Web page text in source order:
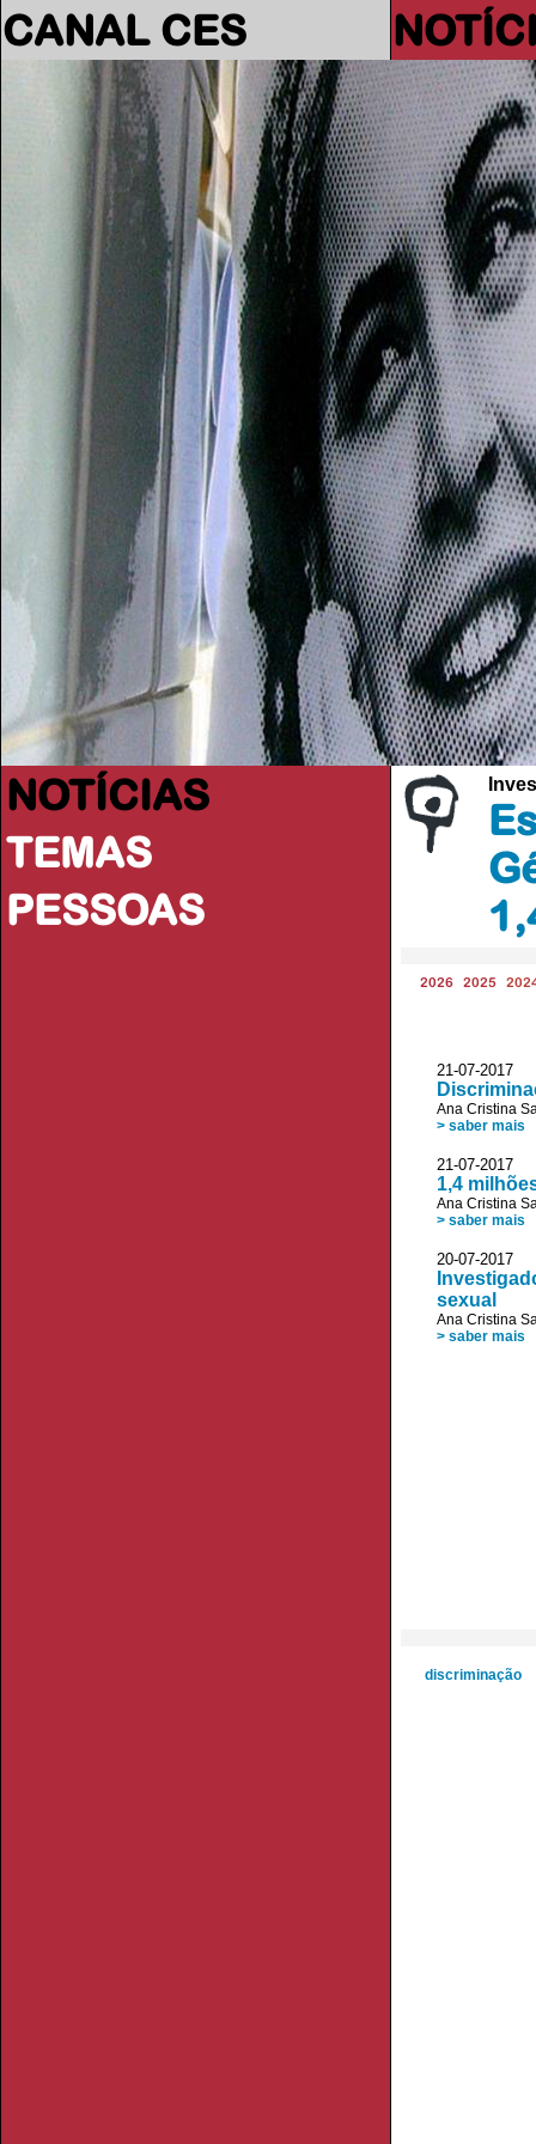
CANAL CES
NOTÍCIAS
TEMAS
PESSOAS
2026 2025
21-07-2017
Ana Cristina
> saber mais
21-07-
1,4
Ana Cristina
> saber mais
20-07-2017
sexual
Ana Cristina
> saber mais
discriminação